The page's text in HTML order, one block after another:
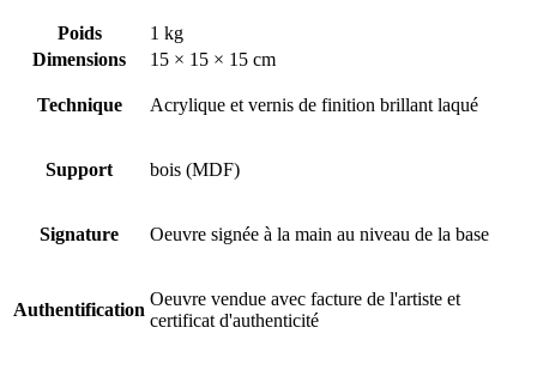
Poids
1 kg
Dimensions
15 × 15 × 15 cm
Technique Acrylique et vernis de finition brillant laqué
Support bois (MDF)
Signature Oeuvre signée à la main au niveau de la base
Authentification
Oeuvre vendue avec facture de l'artiste et
certificat d'authenticité